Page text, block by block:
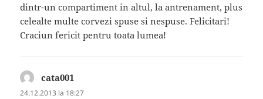
dintr-un compartiment in altul, la antrenament, plus
celealte multe corvezi spuse si nespuse. Felicitari!
Craciun fericit pentru toata lumea!
cata001
24.12.2013 la 18:27